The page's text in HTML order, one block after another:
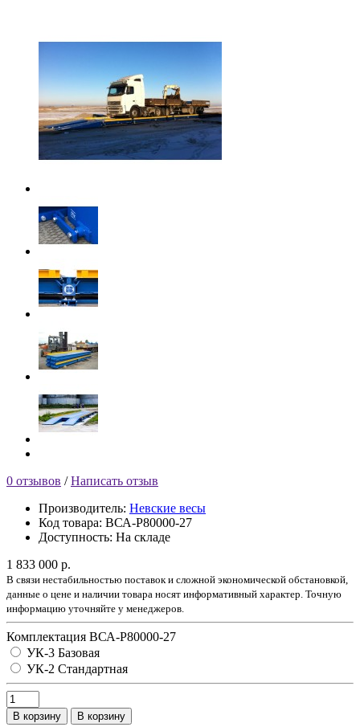
0 отзывов /Написать отзыв
Производитель: Невские весы
Код товара: ВСА-Р80000-27
Доступность: На складе
1 833 000 р.
В связи нестабильностью поставок и сложной экономической обстановкой,
данные о цене и наличии товара носят информативный характер. Точную
информацию уточняйте у менеджеров.
Комплектация ВСА-Р80000-27
УК-3 Базовая
УК-2 Стандартная
В корзину В корзину